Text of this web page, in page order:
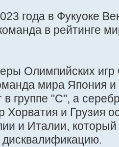
года в Фукуоке
в рейтинге
Олимпийских
мира Япония
группе "С", а
Хорватия и Грузия
и Италии,